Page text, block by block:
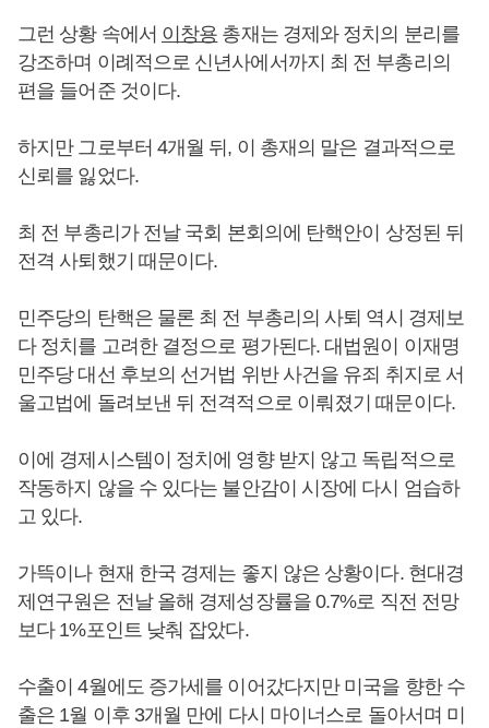
그런 상황 속에서 이창용 총재는 경제와 정치의 분리를
강조하며 이례적으로 신년사에서까지 최 전 부총리의
편을 들어준 것이다.
하지만 그로부터 4개월 뒤, 이 총재의 말은 결과적으로
신뢰를 잃었다.
최 전 부총리가 전날 국회 본회의에 탄핵안이 상정된 뒤
전격 사퇴했기 때문이다.
민주당의 탄핵은 물론 최 전 부총리의 사퇴 역시 경제보
다 정치를 고려한 결정으로 평가된다. 대법원이 이재명
민주당 대선 후보의 선거법 위반 사건을 유죄 취지로 서
울고법에 돌려보낸 뒤 전격적으로 이뤄졌기 때문이다.
이에 경제시스템이 정치에 영향 받지 않고 독립적으로
작동하지 않을 수 있다는 불안감이 시장에 다시 엄습하
고 있다.
가뜩이나 현재 한국 경제는 좋지 않은 상황이다. 현대경
제연구원은 전날 올해 경제성장률을 0.7%로 직전 전망
보다 1%포인트 낮춰 잡았다.
수출이 4월에도 증가세를 이어갔다지만 미국을 향한 수
출은 1월 이후 3개월 만에 다시 마이너스로 돌아서며 미